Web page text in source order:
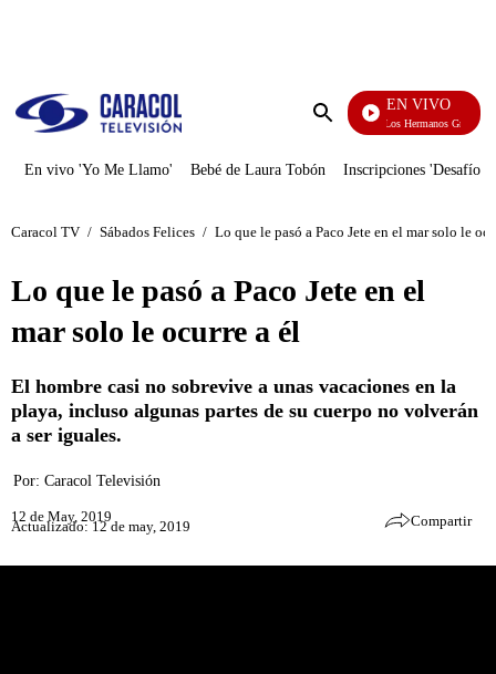
Enviar
EN VIVO
Cuentos De Los Hermanos Grimm
En vivo 'Yo Me Llamo' Bebé de Laura Tobón Inscripciones 'Desafío'
Caracol TV / Sábados Felices / Lo que le pasó a Paco Jete en el mar solo le
Lo que le pasó a Paco Jete en el
mar solo le ocurre a él
El hombre casi no sobrevive a unas vacaciones en la
playa, incluso algunas partes de su cuerpo no volverán
a ser iguales.
Por: Caracol Televisión
12 de May, 2019
Actualizado: 12 de may, 2019 Compartir